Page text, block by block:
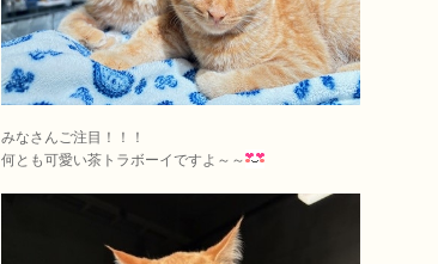
みなさんご注目！！！
何とも可愛い茶トラボーイですよ～～